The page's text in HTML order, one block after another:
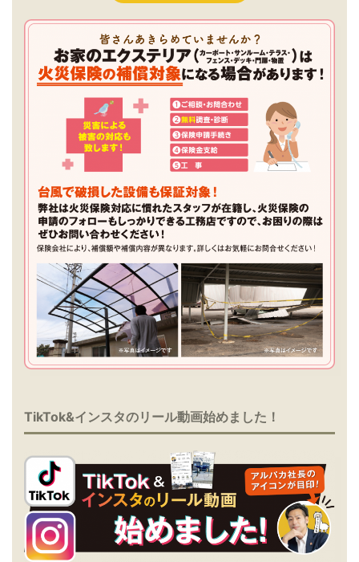
TikTok&インスタのリール動画始めました！